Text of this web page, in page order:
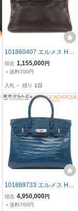
101860407 エルメス HE
RMES バーキン 35 □E刻
印 エベンヌ ゴールド金具
ディース
現在 1,155,000円
＋送料700円
入札 - 残り 1日
101889733 エルメス HE
RMES バーキン30 □D刻
印 ブルーロイ シルバー金
現在 4,950,000円
＋送料700円